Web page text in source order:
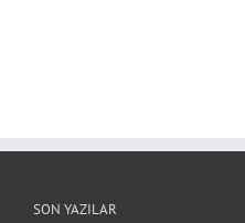
SON YAZILAR